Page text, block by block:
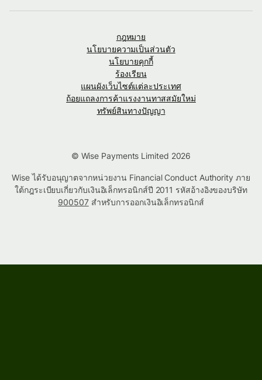
กฎหมาย
นโยบายความเป็นส่วนตัว
นโยบายคุกกี้
ร้องเรียน
แผนผังเว็บไซต์แต่ละประเทศ
ถ้อยแถลงการค้าแรงงานทาสสมัยใหม่
ทรัพย์สินทางปัญญา
© Wise Payments Limited 2026
Wise ได้รับอนุญาตจากหน่วยงาน Financial Conduct Authority ภาย
ใต้กฎระเบียบเกี่ยวกับเงินอิเล็กทรอนิกส์ปี 2011 รหัสอ้างอิงของบริษัท
900507สำหรับการออกเงินอิเล็กทรอนิกส์